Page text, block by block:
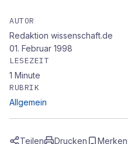
AUTOR
Redaktion wissenschaft.de
01. Februar 1998
LESEZEIT
1 Minute
RUBRIK
Allgemein
Teilen Drucken Merken